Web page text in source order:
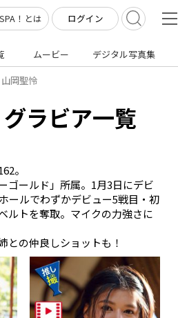
！とは ログイン
ムービー デジタル写真集
山岡聖怜
ラビア一覧
。
ゴールド」所属。1月3日にデビ
ールでわずかデビュー5戦目・初
ルトを奪取。マイクの力強さに
との仲良しショットも！